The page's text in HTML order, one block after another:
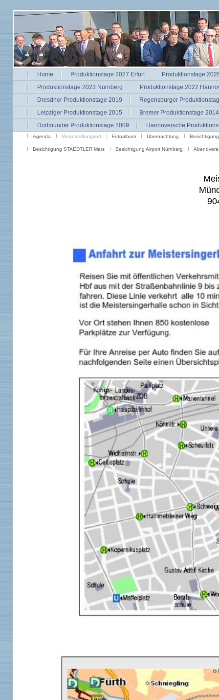
Home Produktionstage 2027 Erfurt
Produktionstage
Produktionstage 2023 Nürnberg
Produktionstage 2022
Dresdner Produktionstage 2019
Regensburger
Leipziger Produktionstage 2015
Bremer Produktionstage 2014
Dortmunder Produktionstage 2009
Hannoversche
Agenda Veranstaltungsort Fotoalbum Übernachtung
Besichtigung STAEDTLER Mars Besichtigung Airport Nürnberg